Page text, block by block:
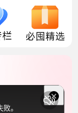
。
关